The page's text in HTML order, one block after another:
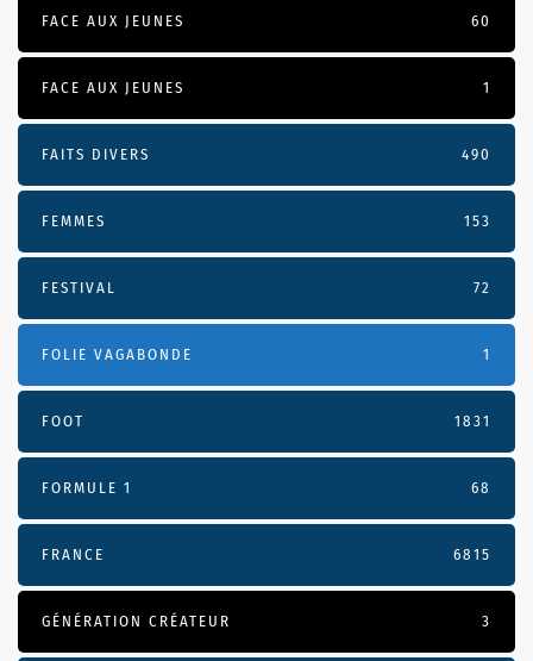
FACE AUX JEUNES 60
FACE AUX JEUNES 1
FAITS DIVERS 490
FEMMES 153
FESTIVAL 72
FOLIE VAGABONDE 1
FOOT 1831
FORMULE 1 68
FRANCE 6815
GÉNÉRATION CRÉATEUR 3